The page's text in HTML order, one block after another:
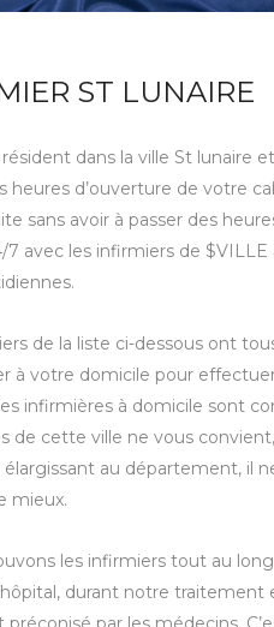
ST LUNAIRE
dans la ville St lunaire
heures d’ouverture de votre
sans avoir à passer des
7 avec les infirmiers de
de la liste ci-dessous ont
à votre domicile pour
infirmières à domicile sont
de cette ville ne vous
élargissant au département, il
mieux.
les infirmiers tout au
durant notre